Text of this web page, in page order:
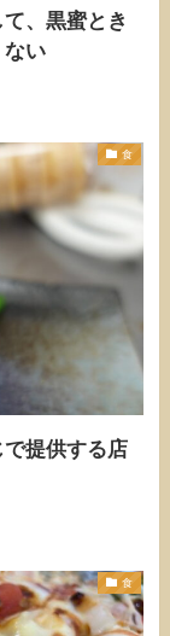
、黒蜜とき
ない
食
提供する店
食